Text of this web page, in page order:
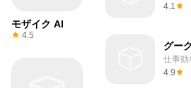
モザイク AI
4.5
4.1
グー
仕事効
4.9